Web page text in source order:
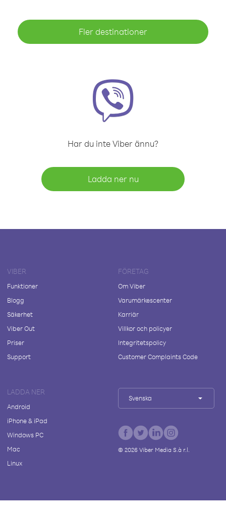
Fler destinationer
Har du inte Viber ännu?
Ladda ner nu
VIBER
Funktioner
Blogg
Säkerhet
Viber Out
Priser
Support
FÖRETAG
Om Viber
Varumärkescenter
Karriär
Villkor och policyer
Integritetspolicy
Customer Complaints Code
LADDA NER
Android
iPhone & iPad
Windows PC
Mac
Linux
Svenska
© 2026Viber Media S.à r.l.